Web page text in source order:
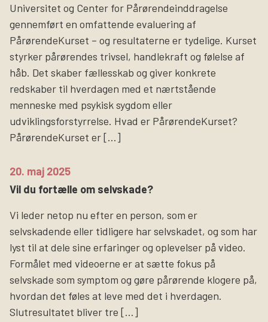
Universitet og Center for Pårørendeinddragelse
gennemført en omfattende evaluering af
PårørendeKurset – og resultaterne er tydelige. Kurset
styrker pårørendes trivsel, handlekraft og følelse af
håb. Det skaber fællesskab og giver konkrete
redskaber til hverdagen med et nærtstående
menneske med psykisk sygdom eller
udviklingsforstyrrelse. Hvad er PårørendeKurset?
PårørendeKurset er […]
20. maj 2025
Vil du fortælle om selvskade?
Vi leder netop nu efter en person, som er
selvskadende eller tidligere har selvskadet, og som har
lyst til at dele sine erfaringer og oplevelser på video.
Formålet med videoerne er at sætte fokus på
selvskade som symptom og gøre pårørende klogere på,
hvordan det føles at leve med det i hverdagen.
Slutresultatet bliver tre […]